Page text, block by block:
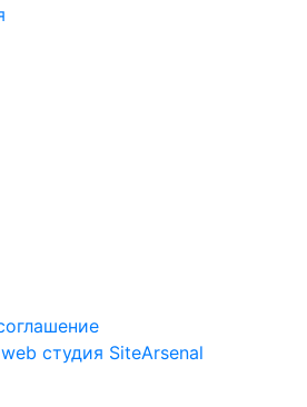
студия SiteArsenal